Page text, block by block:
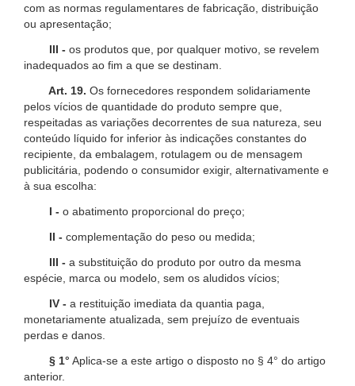
com as normas regulamentares de fabricação, distribuição
ou apresentação;
III - os produtos que, por qualquer motivo, se revelem
inadequados ao fim a que se destinam.
Art. 19. Os fornecedores respondem solidariamente
pelos vícios de quantidade do produto sempre que,
respeitadas as variações decorrentes de sua natureza, seu
conteúdo líquido for inferior às indicações constantes do
recipiente, da embalagem, rotulagem ou de mensagem
publicitária, podendo o consumidor exigir, alternativamente e
à sua escolha:
I - o abatimento proporcional do preço;
II - complementação do peso ou medida;
III - a substituição do produto por outro da mesma
espécie, marca ou modelo, sem os aludidos vícios;
IV - a restituição imediata da quantia paga,
monetariamente atualizada, sem prejuízo de eventuais
perdas e danos.
§ 1° Aplica-se a este artigo o disposto no § 4° do artigo
anterior.